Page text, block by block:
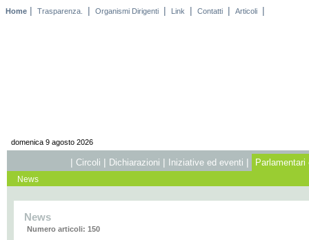
Home | Trasparenza. | Organismi Dirigenti | Link | Contatti | Articoli |
domenica 9 agosto 2026
| Circoli | Dichiarazioni | Iniziative ed eventi |
News
News
Numero articoli: 150